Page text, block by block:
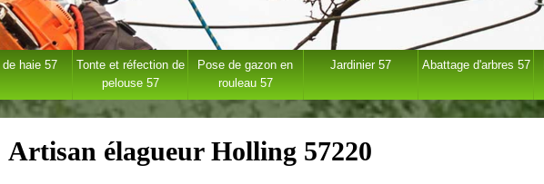
de haie 57
Tonte et réfection de
pelouse 57
Pose de gazon en
rouleau 57
Jardinier 57 Abattage d'arbres 57
Artisan élagueur Holling 57220